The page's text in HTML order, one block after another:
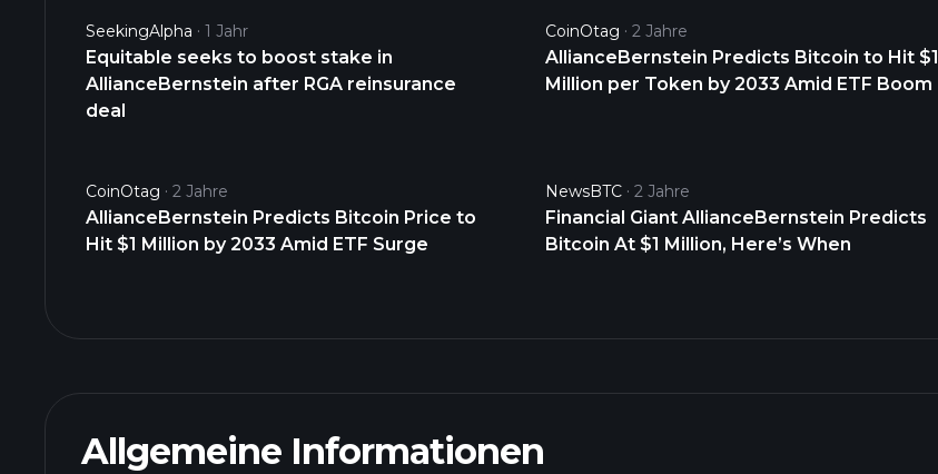
SeekingAlpha 1 Jahr
Equitable seeks to boost stake in
AllianceBernstein after RGA reinsurance
deal
CoinOtag 2 Jahre
AllianceBernstein Predicts Bitcoin to Hit $1
Million per Token by 2033 Amid ETF Boom
CoinOtag 2 Jahre
AllianceBernstein Predicts Bitcoin Price to
Hit $1 Million by 2033 Amid ETF Surge
NewsBTC 2 Jahre
Financial Giant AllianceBernstein Predicts
Bitcoin At $1 Million, Here’s When
Allgemeine Informationen